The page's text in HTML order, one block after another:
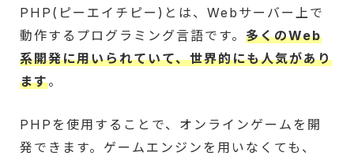
PHP(ピーエイチピー)とは、Webサーバー上で
動作するプログラミング言語です。 多くのWeb
系開発に用いられていて、世界的にも人気があり
ます。
PHPを使用することで、オンラインゲームを開
発できます。ゲームエンジンを用いなくても、